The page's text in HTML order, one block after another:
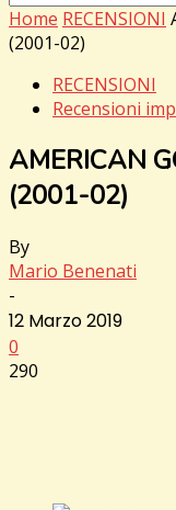
Home RECENSIONI
(2001-02)
RECENSIONI
Recensioni
AMERICAN
(2001-02)
By
Mario Benenati
-
12 Marzo 2019
0
290